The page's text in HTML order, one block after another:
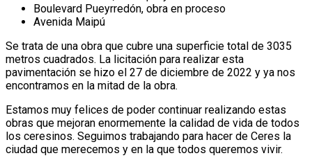
Boulevard Pueyrredón, obra en proceso
Avenida Maipú
Se trata de una obra que cubre una superficie total de 3035
metros cuadrados. La licitación para realizar esta
pavimentación se hizo el 27 de diciembre de 2022 y ya nos
encontramos en la mitad de la obra.
Estamos muy felices de poder continuar realizando estas
obras que mejoran enormemente la calidad de vida de todos
los ceresinos. Seguimos trabajando para hacer de Ceres la
ciudad que merecemos y en la que todos queremos vivir.